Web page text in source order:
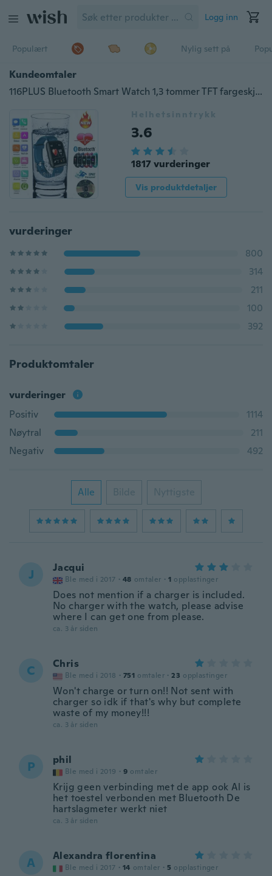
Logg inn
Populært Nylig sett på
Kundeomtaler
116PLUS Bluetooth Smart Watch 1,3 tommer TFT fargeskjerm IP67 Vanntett Sport Pulsmåler Fitness Fargeskjerm Aktivitetsspor Smartwatch Sport For Android IOS PK Fitbit Charge 2 Fitbit Versa Apple watch 4
Helhetsinntrykk
3.6
1817 vurderinger
Vis produktdetaljer
vurderinger
800
314
211
100
392
Produktomtaler
vurderinger
Positiv
1114
Nøytral
211
Negativ
492
Alle Bilde Nyttigste
J Jacqui
Ble med i 2017 · 48 omtaler · 1 opplastinger
Does not mention if a charger is included.
No charger with the watch, please advise
where I can get one from please.
ca. 3 år siden
C Chris
Ble med i 2018 · 751 omtaler · 23 opplastinger
Won't charge or turn on!! Not sent with
charger so idk if that's why but complete
waste of my money!!!
ca. 3 år siden
P phil
Ble med i 2019 · 9 omtaler
Krijg geen verbinding met de app ook Al is
het toestel verbonden met Bluetooth De
hartslagmeter werkt niet
ca. 3 år siden
A Alexandra florentina
Ble med i 2017 · 14 omtaler · 5 opplastinger